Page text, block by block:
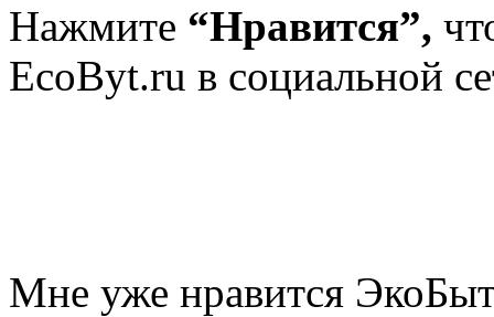
Нажмите “Нравится”,
EcoByt.ru в социальной
Мне уже нравится